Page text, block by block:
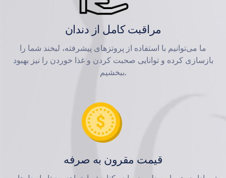
مراقبت کامل از دندان
ما می‌توانیم با استفاده از پروتزهای پیشرفته، لبخند شما را
بازسازی کرده و توانایی صحبت کردن و غذا خوردن را نیز بهبود
ببخشیم.
قیمت مقرون به صرفه